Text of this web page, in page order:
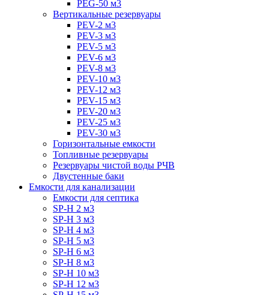
PEG-50 м3
Вертикальные резервуары
PEV-2 м3
PEV-3 м3
PEV-5 м3
PEV-6 м3
PEV-8 м3
PEV-10 м3
PEV-12 м3
PEV-15 м3
PEV-20 м3
PEV-25 м3
PEV-30 м3
Горизонтальные емкости
Топливные резервуары
Резервуары чистой воды РЧВ
Двустенные баки
Емкости для канализации
Емкости для септика
SP-H 2 м3
SP-H 3 м3
SP-H 4 м3
SP-H 5 м3
SP-H 6 м3
SP-H 8 м3
SP-H 10 м3
SP-H 12 м3